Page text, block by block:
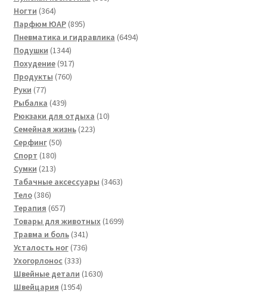
Ногти 364364
товара
Парфюм ЮАР 895895
товаров
Пневматика и гидравлика 64946494
Подушки 13441344
товара
Похудение 917917
товаров
Продукты 760760
Руки 7777
товаров
Рыбалка 439439
товаров
Рюкзаки для отдыха 1010
Семейная жизнь 223223
Серфинг 5050
Спорт 180180
товаров
Сумки 213213
товаров
Табачные аксессуары 34633463
Тело 386386
товаров
Терапия 657657
товаров
Товары для животных 16991699
Травма и боль 341341
товар
Усталость ног 736736
Ухогорлонос 333333
товара
Швейные детали 16301630
Швейцария 19541954